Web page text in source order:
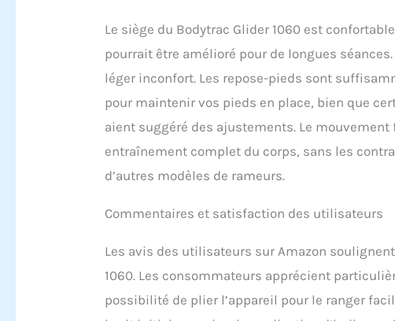
Le siège du Bodytrac Glider 1060 est
pourrait être amélioré pour de longues
léger inconfort. Les repose-pieds sont
pour maintenir vos pieds en place, bien que
aient suggéré des ajustements. Le
entraînement complet du corps, sans les
d’autres modèles de rameurs.
Commentaires et satisfaction des utilisateurs
Les avis des utilisateurs sur Amazon
1060. Les consommateurs apprécient
possibilité de plier l’appareil pour le ranger